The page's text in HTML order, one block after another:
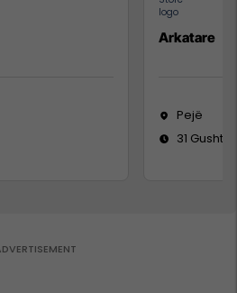
Arkatare
Pejë
31 Gusht